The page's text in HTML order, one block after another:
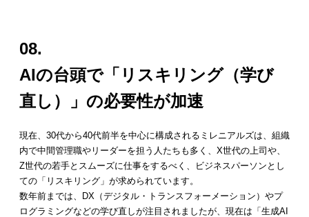
08.
AIの台頭で「リスキリング（学び
直し）」の必要性が加速
現在、30代から40代前半を中心に構成されるミレニアルズは、組織
内で中間管理職やリーダーを担う人たちも多く、X世代の上司や、
Z世代の若手とスムーズに仕事をするべく、ビジネスパーソンとし
ての「リスキリング」が求められています。
数年前までは、DX（デジタル・トランスフォーメーション）やプ
ログラミングなどの学び直しが注目されましたが、現在は「生成AI